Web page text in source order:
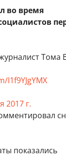
во время
Тома
I1f9YJgYMX
2017 г.
показались